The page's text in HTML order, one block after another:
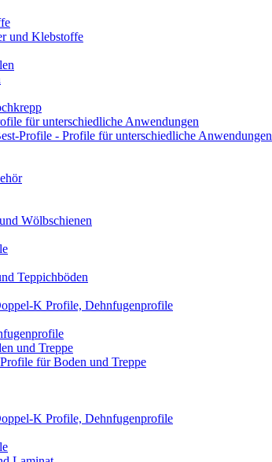
und Klebstoffe
für unterschiedliche Anwendungen
Profile - Profile für unterschiedliche Anwendungen
Wölbschienen
Teppichböden
K Profile, Dehnfugenprofile
und Treppe
für Boden und Treppe
K Profile, Dehnfugenprofile